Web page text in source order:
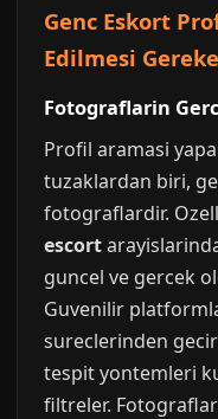
Genc Eskort
Edilmesi
Fotograflarin
Profil aramasi
tuzaklardan biri,
fotograflardir.
escort
guncel ve gercek
Guvenilir
sureclerinden
tespit yontemleri
filtreler.